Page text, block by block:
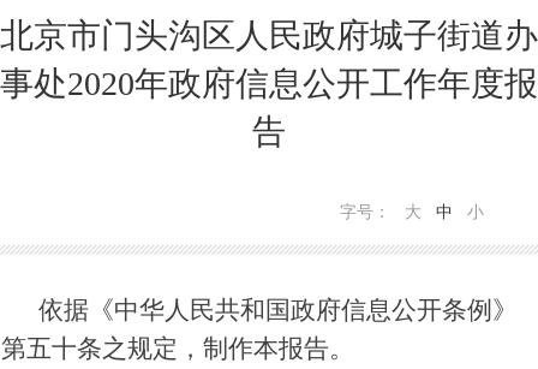
北京市门头沟区人民政府城子街道办
事处2020年政府信息公开工作年度报
告
字号： 大 中 小
依据《中华人民共和国政府信息公开条例》
第五十条之规定，制作本报告。